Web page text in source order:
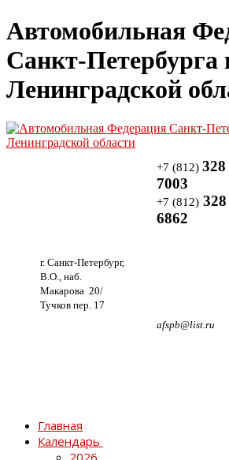
Автомобильная
Санкт-Петербурга
Ленинградской
г. Санкт-Петербург,
В.О., наб.
Макарова 20/
Тучков пер. 17
+7 (812) 328
7003
+7 (812) 328
6862
afspb@list.ru
Главная
Календарь
2026